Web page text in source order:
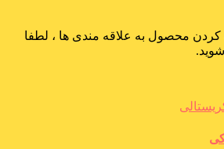
کردن محصول به علاقه مندی ها ، لطفا